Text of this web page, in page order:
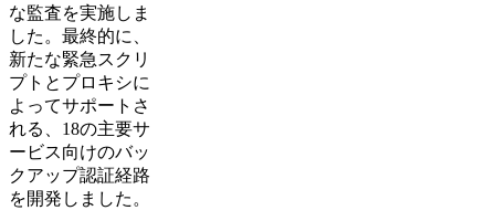
な監査を実施しま
した。最終的に、
新たな緊急スクリ
プトとプロキシに
よってサポートさ
れる、18の主要サ
ービス向けのバッ
クアップ認証経路
を開発しました。